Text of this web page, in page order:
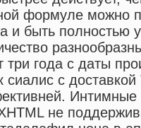
формуле можно
и быть полностью
три года с даты
сиалис с
не